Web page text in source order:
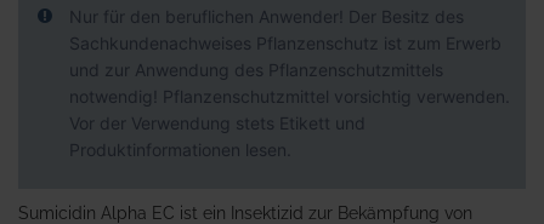
Nur für den beruflichen Anwender! Der Besitz des
Sachkundenachweises Pflanzenschutz ist zum Erwerb
und zur Anwendung des Pflanzenschutzmittels
notwendig! Pflanzenschutzmittel vorsichtig verwenden.
Vor der Verwendung stets Etikett und
Produktinformationen lesen.
Sumicidin Alpha EC ist ein Insektizid zur Bekämpfung von